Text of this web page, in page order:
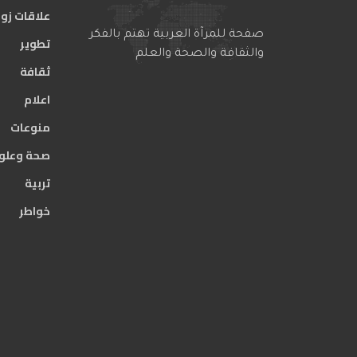
صفحة للمرآة العربية تهتم بالفكر
والثقافة والصحة والعلم
علاقات
تطوير
ثقافة
اعلام
منوعات
صحة
تربية
خواطر